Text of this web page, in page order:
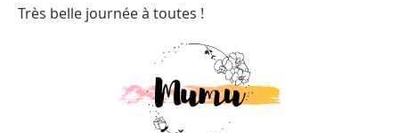
Très belle journée à toutes !